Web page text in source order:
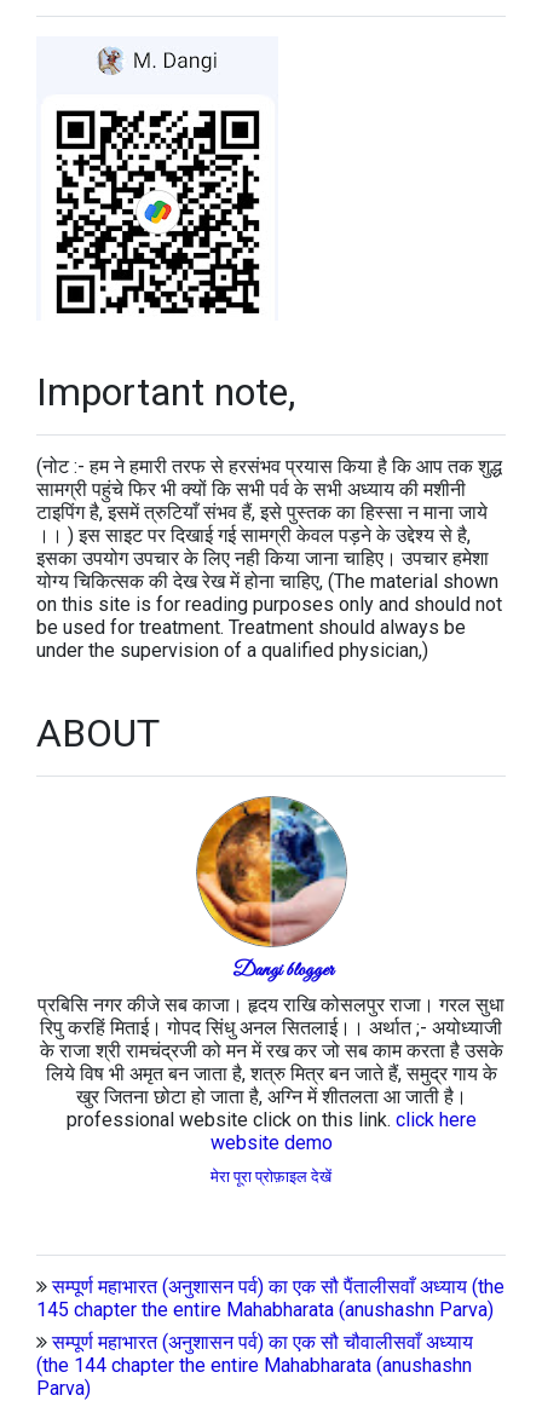
Important note,
(नोट :- हम ने हमारी तरफ से हरसंभव प्रयास किया है कि आप तक शुद्ध
सामग्री पहुंचे फिर भी क्यों कि सभी पर्व के सभी अध्याय की मशीनी
टाइपिंग है, इसमें त्रुटियाँ संभव हैं, इसे पुस्तक का हिस्सा न माना जाये
।। ) इस साइट पर दिखाई गई सामग्री केवल पड़ने के उद्देश्य से है,
इसका उपयोग उपचार के लिए नही किया जाना चाहिए। उपचार हमेशा
योग्य चिकित्सक की देख रेख में होना चाहिए, (The material shown
on this site is for reading purposes only and should not
be used for treatment. Treatment should always be
under the supervision of a qualified physician,)
ABOUT
Dangi blogger
प्रबिसि नगर कीजे सब काजा। हृदय राखि कोसलपुर राजा। गरल सुधा
रिपु करहिं मिताई। गोपद सिंधु अनल सितलाई।। अर्थात ;- अयोध्याजी
के राजा श्री रामचंद्रजी को मन में रख कर जो सब काम करता है उसके
लिये विष भी अमृत बन जाता है, शत्रु मित्र बन जाते हैं, समुद्र गाय के
खुर जितना छोटा हो जाता है, अग्नि में शीतलता आ जाती है।
professional website click on this link. click here
website demo
मेरा पूरा प्रोफ़ाइल देखें
सम्पूर्ण महाभारत (अनुशासन पर्व) का एक सौ पैंतालीसवाँ अध्याय (the
145 chapter the entire Mahabharata (anushashn Parva)
सम्पूर्ण महाभारत (अनुशासन पर्व) का एक सौ चौवालीसवाँ अध्याय
(the 144 chapter the entire Mahabharata (anushashn
Parva)